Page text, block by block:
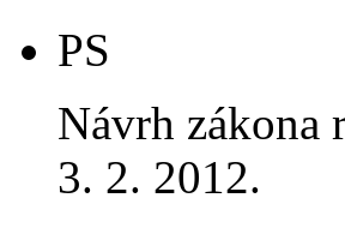
PS
Návrh zákona
3. 2. 2012.